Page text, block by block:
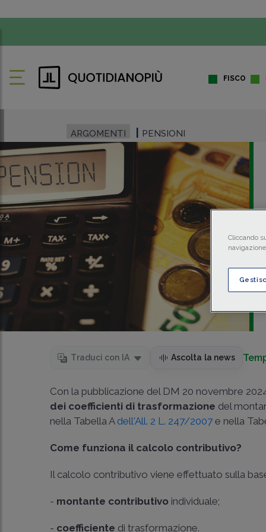
FISCO
ARGOMENTI PENSIONI
Traduci con IA Ascolta la news
Con la pubblicazione del DM 20 novembre
dei coefficienti di trasformazione del
nella Tabella A dell'All. 2 L. 247/2007 e nella
Come funziona il calcolo contributivo?
Il calcolo contributivo viene effettuato sulla
- montante contributivo individuale;
- coefficiente di trasformazione.
Cliccando